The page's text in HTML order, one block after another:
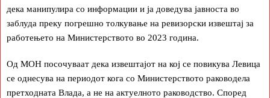
дека манипулира со информации и ја доведува јавноста во
заблуда преку погрешно толкување на ревизорски извештај за
работењето на Министерството во 2023 година.
Од МОН посочуваат дека извештајот на кој се повикува Левица
се однесува на периодот кога со Министерството раководела
претходната Влада, а не на актуелното раководство. Според